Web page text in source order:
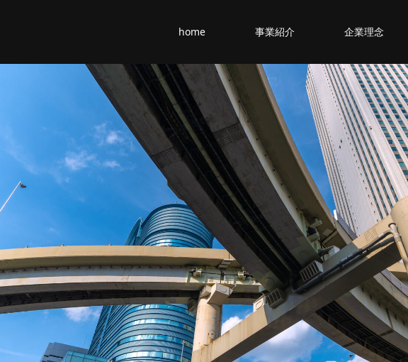
home 事業紹介 企業理念